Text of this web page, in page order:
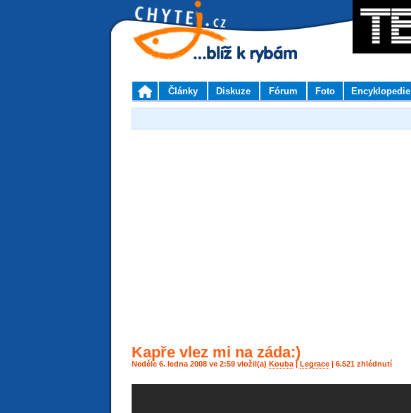
Články Diskuze Fórum Foto Encyklopedie
Kapře vlez mi na záda:)
Neděle 6. ledna 2008 ve 2:59 vložil(a) Kouba |Legrace | 6.521 zhlédnutí